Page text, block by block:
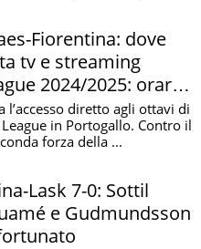
Fiorentina: dove
tv e streaming
2024/2025: orario
l’accesso diretto agli ottavi di
in Portogallo. Contro il
forza della ...
Lask 7-0: Sottil
e Gudmundsson